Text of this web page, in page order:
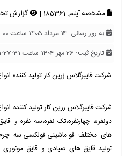
مشخصه آیتم: 185361 |
گزارش تخلف (5
به روز رسانی: 14 مرداد 1405 ساعت 11:22:00
تاریخ ثبت: 26 مهر 1404 ساعت 11:27:31
شرکت فایبرگلاس زرین کار تولید کننده
شرکت فایبرگلاس زرین کار تولید کننده
دونفره، چهارنفره،تک نفره،سه نفره
های مختلف قو-ماشینی-فولکسی-سه
تولید قایق های صیادی و قایق